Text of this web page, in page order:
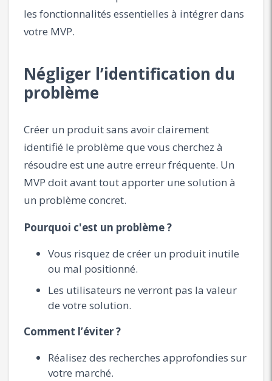
les fonctionnalités essentielles à intégrer dans
votre MVP.
Négliger l’identification du
problème
Créer un produit sans avoir clairement
identifié le problème que vous cherchez à
résoudre est une autre erreur fréquente. Un
MVP doit avant tout apporter une solution à
un problème concret.
Pourquoi c'est un problème ?
Vous risquez de créer un produit inutile
ou mal positionné.
Les utilisateurs ne verront pas la valeur
de votre solution.
Comment l’éviter ?
Réalisez des recherches approfondies sur
votre marché.